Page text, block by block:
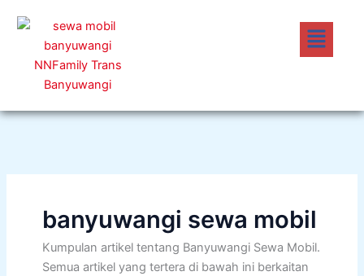
Menu
banyuwangi sewa mobil
Kumpulan artikel tentang Banyuwangi Sewa Mobil.
Semua artikel yang tertera di bawah ini berkaitan